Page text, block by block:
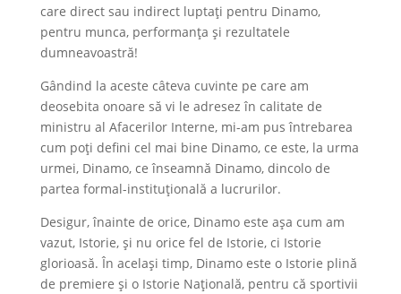
care direct sau indirect luptați pentru Dinamo,
pentru munca, performanța și rezultatele
dumneavoastră!
Gândind la aceste câteva cuvinte pe care am
deosebita onoare să vi le adresez în calitate de
ministru al Afacerilor Interne, mi-am pus întrebarea
cum poți defini cel mai bine Dinamo, ce este, la urma
urmei, Dinamo, ce înseamnă Dinamo, dincolo de
partea formal-instituțională a lucrurilor.
Desigur, înainte de orice, Dinamo este așa cum am
vazut, Istorie, și nu orice fel de Istorie, ci Istorie
glorioasă. În același timp, Dinamo este o Istorie plină
de premiere și o Istorie Națională, pentru că sportivii